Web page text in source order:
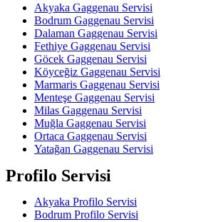
Akyaka Gaggenau Servisi
Bodrum Gaggenau Servisi
Dalaman Gaggenau Servisi
Fethiye Gaggenau Servisi
Göcek Gaggenau Servisi
Köyceğiz Gaggenau Servisi
Marmaris Gaggenau Servisi
Menteşe Gaggenau Servisi
Milas Gaggenau Servisi
Muğla Gaggenau Servisi
Ortaca Gaggenau Servisi
Yatağan Gaggenau Servisi
Profilo Servisi
Akyaka Profilo Servisi
Bodrum Profilo Servisi